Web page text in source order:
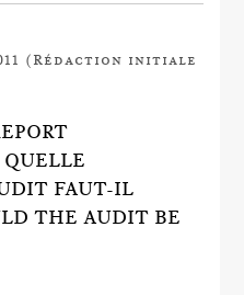
(Rédaction initiale
FAUT-IL
THE AUDIT BE